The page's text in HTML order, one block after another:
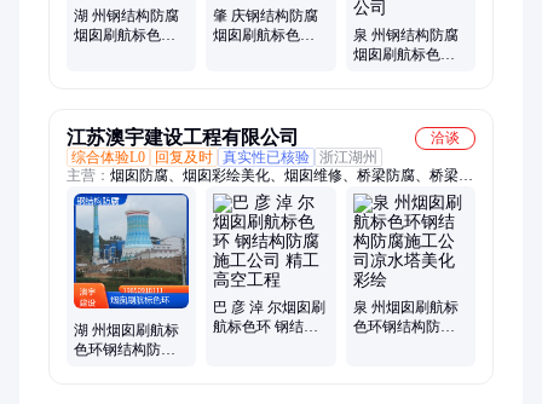
新、冷却塔写字、大桥油漆翻新、高空维修防腐、钢结构防腐、
大桥防腐涂装
湖 州钢结构防腐
烟囱刷航标色环
肇 庆钢结构防腐
烟囱刷航标色环
泉 州钢结构防腐
烟囱刷航标色环
江苏澳宇建设工程有限公司
洽谈
综合体验L0
回复及时 真实性已核验 浙江湖州
主营： 烟囱防腐、烟囱彩绘美化、烟囱维修、桥梁防腐、桥梁涂
装、桥梁防腐涂装
湖 州烟囱刷航标
色环钢结构防腐
巴 彦 淖 尔烟囱刷
航标色环 钢结构
泉 州烟囱刷航标
色环钢结构防腐